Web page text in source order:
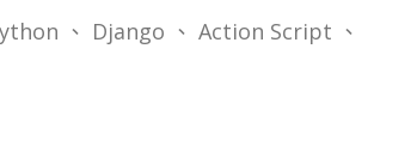
、 Django 、 Action Script 、